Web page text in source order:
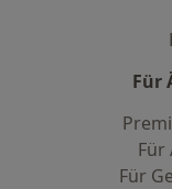
Für
Für
Für